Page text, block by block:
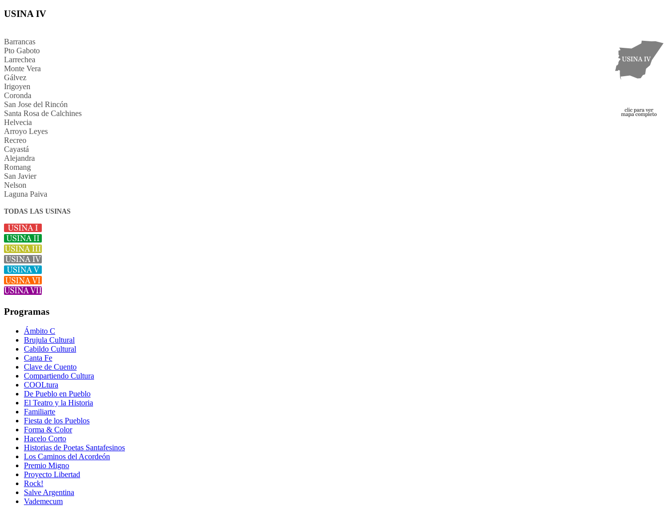
USINA IV
Barrancas
Pto Gaboto
Larrechea
Monte Vera
Gálvez
Irigoyen
Coronda
San Jose del Rincón
Santa Rosa de Calchines
Helvecia
Arroyo Leyes
Recreo
Cayastá
Alejandra
Romang
San Javier
Nelson
Laguna Paiva
TODAS LAS USINAS
Programas
Ámbito C
Brujula Cultural
Cabildo Cultural
Canta Fe
Clave de Cuento
Compartiendo Cultura
COOLtura
De Pueblo en Pueblo
El Teatro y la Historia
Familiarte
Fiesta de los Pueblos
Forma & Color
Hacelo Corto
Historias de Poetas Santafesinos
Los Caminos del Acordeón
Premio Migno
Proyecto Libertad
Rock!
Salve Argentina
Vademecum